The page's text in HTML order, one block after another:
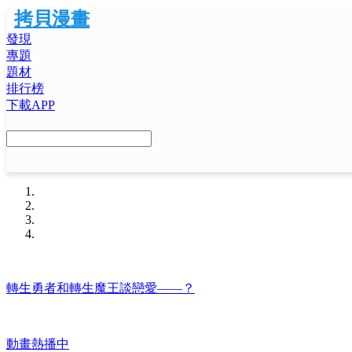
拷貝漫畫
發現
專題
題材
排行榜
下載APP
轉生勇者和轉生魔王談戀愛——？
動畫熱播中